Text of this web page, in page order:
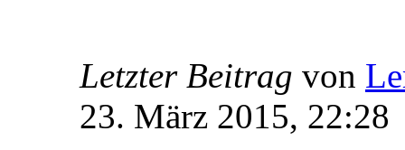
Letzter Beitrag von
23. März 2015, 22:28